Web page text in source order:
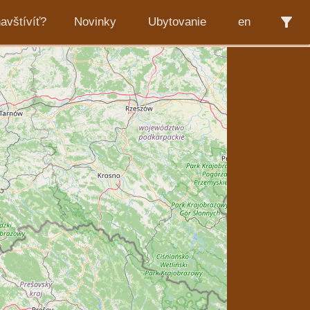
Novinky Ubytovanie en filter_alt